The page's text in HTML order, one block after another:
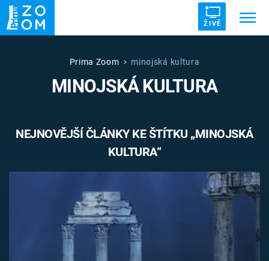
ŽIVĚ
ZRÁDCI UFO DRUHÁ SVĚTOVÁ VÁLKA
VETŘELCI DÁVNOVĚKU
TV Program
Prima Zoom minojská kultura
MINOJSKÁ KULTURA
NEJNOVĚJŠÍ ČLÁNKY KE ŠTÍTKU „MINOJSKÁ
KULTURA“